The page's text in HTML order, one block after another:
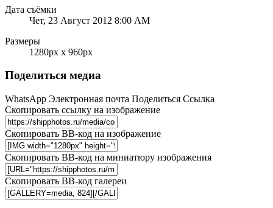
Дата съёмки
Чет, 23 Август 2012 8:00 AM
Размеры
1280px x 960px
Поделиться медиа
WhatsApp Электронная почта Поделиться Ссылка
Скопировать ссылку на изображение
Скопировать BB-код на изображение
Скопировать BB-код на миниатюру изображения
Скопировать BB-код галереи